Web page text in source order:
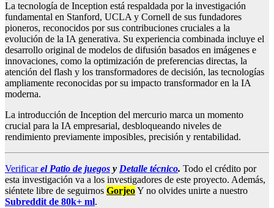
La tecnología de Inception está respaldada por la investigación
fundamental en Stanford, UCLA y Cornell de sus fundadores
pioneros, reconocidos por sus contribuciones cruciales a la
evolución de la IA generativa. Su experiencia combinada incluye el
desarrollo original de modelos de difusión basados ​​en imágenes e
innovaciones, como la optimización de preferencias directas, la
atención del flash y los transformadores de decisión, las tecnologías
ampliamente reconocidas por su impacto transformador en la IA
moderna.
La introducción de Inception del mercurio marca un momento
crucial para la IA empresarial, desbloqueando niveles de
rendimiento previamente imposibles, precisión y rentabilidad.
Verificarel Patio de juegos y Detalle técnico. Todo el crédito por
esta investigación va a los investigadores de este proyecto. Además,
siéntete libre de seguirnos GorjeoY no olvides unirte a nuestro
Subreddit de 80k+ ml.